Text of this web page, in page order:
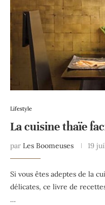
Lifestyle
La cuisine thaïe
par Les Boomeuses 19
Si vous êtes adeptes de la
délicates, ce livre de
…